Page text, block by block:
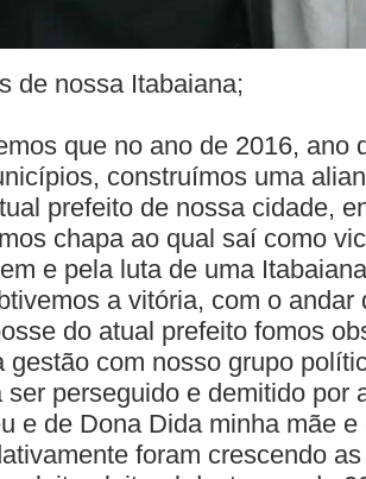
de nossa Itabaiana;
que no ano de 2016, ano
construímos uma
prefeito de nossa cidade,
chapa ao qual saí como
e pela luta de uma
a vitória, com o andar
do atual prefeito fomos
gestão com nosso grupo
ser perseguido e demitido por
e de Dona Dida minha mãe e
foram crescendo